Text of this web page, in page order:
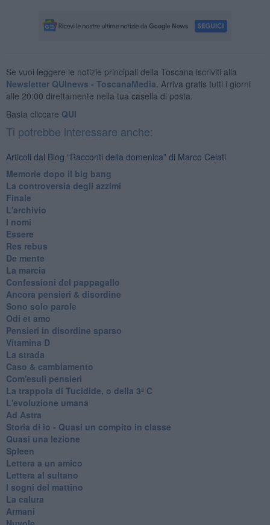
Se vuoi leggere le notizie principali della Toscana iscriviti alla
Newsletter QUInews - ToscanaMedia. Arriva gratis tutti i giorni
alle 20:00 direttamente nella tua casella di posta.
Basta cliccare QUI
Ti potrebbe interessare anche:
Articoli dal Blog “Racconti della domenica” di Marco Celati
Memorie dopo il big bang
La controversia degli azzimi
Finale
L'archivio
I nomi
Essere
Res rebus
De mente
La marcia
Confessioni del pappagallo
Ancora pensieri & disordine
Sono solo parole
Odi et amo
Pensieri in disordine sparso
Vitamina D
La strada
Caso & cambiamento
Com'esuli pensieri
La trappola di Tucidide, o della 3ª C
L'evoluzione umana
Ad Astra
Storia di io - Quasi un compito in classe
Quasi una lezione
Spleen
Lettera a un amico
Lettera al sultano
I sogni del mattino
La calura
Armani